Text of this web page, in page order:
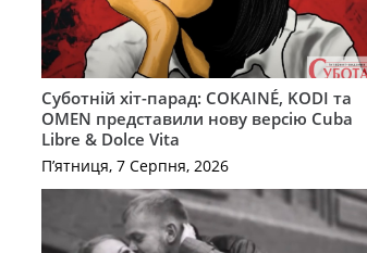
Суботній хіт-парад: COKAINÉ, KODI та
OMEN представили нову версію Cuba
Libre & Dolce Vita
П’ятниця, 7 Серпня, 2026